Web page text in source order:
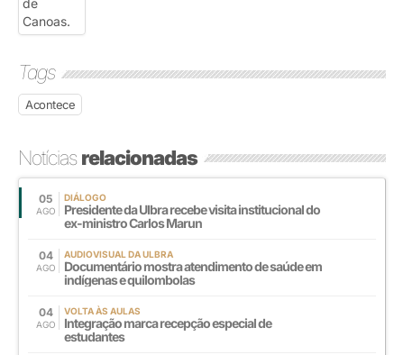
Tags
Acontece
Notíciasrelacionadas
05
AGO
DIÁLOGO
Presidente da Ulbra recebe visita institucional do
ex-ministro Carlos Marun
04
AGO
AUDIOVISUAL DA ULBRA
Documentário mostra atendimento de saúde em
indígenas e quilombolas
04
AGO
VOLTA ÀS AULAS
Integração marca recepção especial de
estudantes